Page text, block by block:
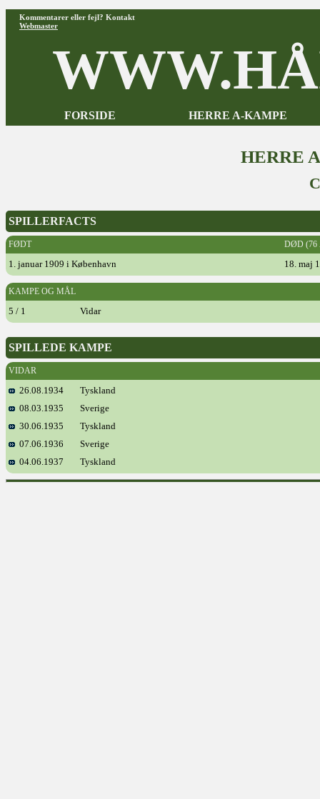
Kommentarer eller fejl? Kontakt
Webmaster
FORSIDE HERRE A-KAMPE
HERRE
SPILLERFACTS
FØDT DØD (76
1. januar 1909 i København 18. maj
KAMPE OG MÅL
5 / 1 Vidar
SPILLEDE KAMPE
VIDAR
26.08.1934
Tyskland
08.03.1935
Sverige
30.06.1935
Tyskland
07.06.1936
Sverige
04.06.1937
Tyskland